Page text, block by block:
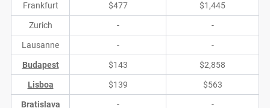
Frankfurt $477 $1,445
Zurich - -
Lausanne - -
Budapest $143 $2,858
Lisboa $139 $563
Bratislava - -